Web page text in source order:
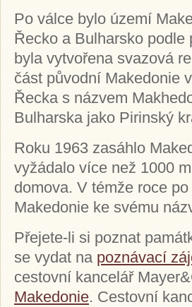
Po válce bylo území
Řecko a Bulharsko
byla vytvořena svazová
část původní Makedonie
Řecka s názvem
Bulharska jako Pirinský
Roku 1963 zasáhlo
vyžádalo více než 1000
domova. V témže roce
Makedonie ke svému
Přejete-li si poznat
se vydat na poznávací
cestovní kancelář
Makedonie. Cestovní